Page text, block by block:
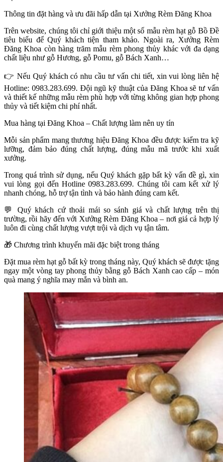
Thông tin đặt hàng và ưu đãi hấp dẫn tại Xưởng Rèm Đăng Khoa
Trên website, chúng tôi chỉ giới thiệu một số mẫu rèm hạt gỗ Bồ Đề
tiêu biểu để Quý khách tiện tham khảo. Ngoài ra, Xưởng Rèm
Đăng Khoa còn hàng trăm mẫu rèm phong thủy khác với đa dạng
chất liệu như gỗ Hương, gỗ Pomu, gỗ Bách Xanh…
👉 Nếu Quý khách có nhu cầu tư vấn chi tiết, xin vui lòng liên hệ
Hotline: 0983.283.699. Đội ngũ kỹ thuật của Đăng Khoa sẽ tư vấn
và thiết kế những mẫu rèm phù hợp với từng không gian hợp phong
thủy và tiết kiệm chi phí nhất.
Mua hàng tại Đăng Khoa – Chất lượng làm nên uy tín
Mỗi sản phẩm mang thương hiệu Đăng Khoa đều được kiểm tra kỹ
lưỡng, đảm bảo đúng chất lượng, đúng mẫu mã trước khi xuất
xưởng.
Trong quá trình sử dụng, nếu Quý khách gặp bất kỳ vấn đề gì, xin
vui lòng gọi đến Hotline 0983.283.699. Chúng tôi cam kết xử lý
nhanh chóng, hỗ trợ tận tình và bảo hành đúng cam kết.
💬 Quý khách cứ thoải mái so sánh giá và chất lượng trên thị
trường, rồi hãy đến với Xưởng Rèm Đăng Khoa – nơi giá cả hợp lý
luôn đi cùng chất lượng vượt trội và dịch vụ tận tâm.
🎁 Chương trình khuyến mãi đặc biệt trong tháng
Đặt mua rèm hạt gỗ bất kỳ trong tháng này, Quý khách sẽ được tặng
ngay một vòng tay phong thủy bằng gỗ Bách Xanh cao cấp – món
quà mang ý nghĩa may mắn và bình an.